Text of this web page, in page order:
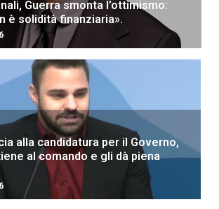
Guerra smonta l’ottimismo:
è solidità finanziaria».
alla candidatura per il Governo,
al comando e gli dà piena